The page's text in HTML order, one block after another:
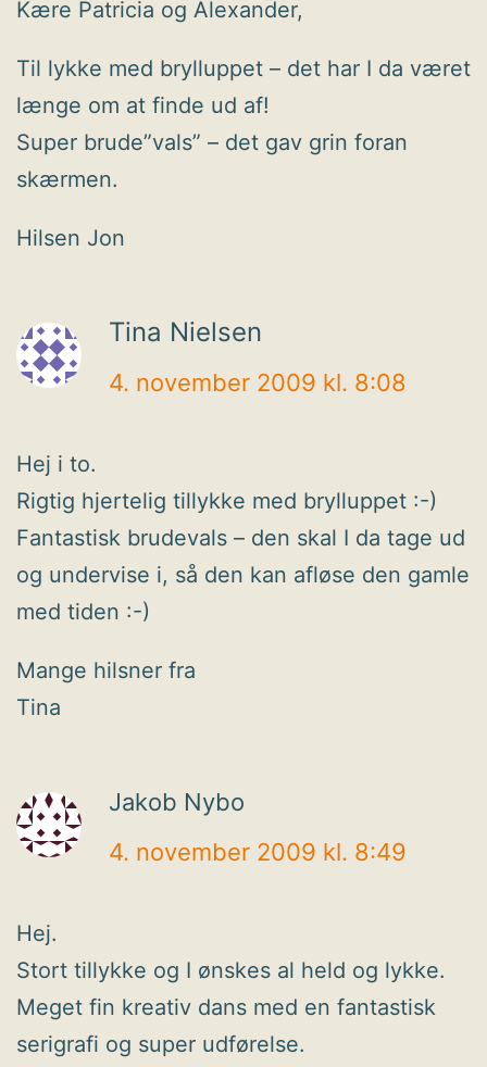
Kære Patricia og Alexander,
Til lykke med brylluppet – det har I da været
længe om at finde ud af!
Super brude”vals” – det gav grin foran
skærmen.
Hilsen Jon
Tina Nielsen
4. november 2009 kl. 8:08
Hej i to.
Rigtig hjertelig tillykke med brylluppet :-)
Fantastisk brudevals – den skal I da tage ud
og undervise i, så den kan afløse den gamle
med tiden :-)
Mange hilsner fra
Tina
Jakob Nybo
4. november 2009 kl. 8:49
Hej.
Stort tillykke og I ønskes al held og lykke.
Meget fin kreativ dans med en fantastisk
serigrafi og super udførelse.